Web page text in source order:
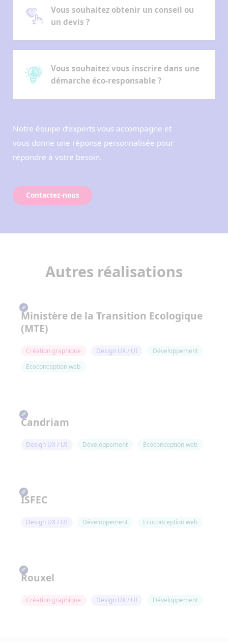
Vous souhaitez obtenir un conseil ou
un devis ?
Vous souhaitez vous inscrire dans une
démarche éco-responsable ?
Notre équipe d’experts vous accompagne et
vous donne une réponse personnalisée pour
répondre à votre besoin.
Contactez-nous
Autres réalisations
Ministère de la Transition Ecologique
(MTE)
Création graphique Design UX / UI
Développement
Ecoconception web
Candriam
Design UX / UI Développement Ecoconception web
ISFEC
Design UX / UI Développement Ecoconception web
Rouxel
Création graphique Design UX / UI Développement